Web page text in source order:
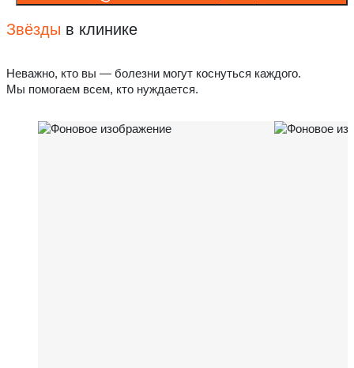
Звёзды в клинике
Неважно, кто вы — болезни могут коснуться каждого.
Мы помогаем всем, кто нуждается.